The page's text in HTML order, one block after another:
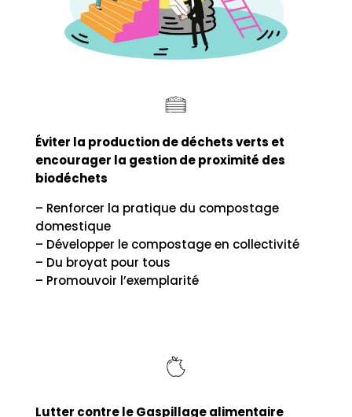
Éviter la production de déchets verts et
encourager la gestion de proximité des
biodéchets
– Renforcer la pratique du compostage
domestique
– Développer le compostage en collectivité
– Du broyat pour tous
– Promouvoir l’exemplarité
Lutter contre le Gaspillage alimentaire